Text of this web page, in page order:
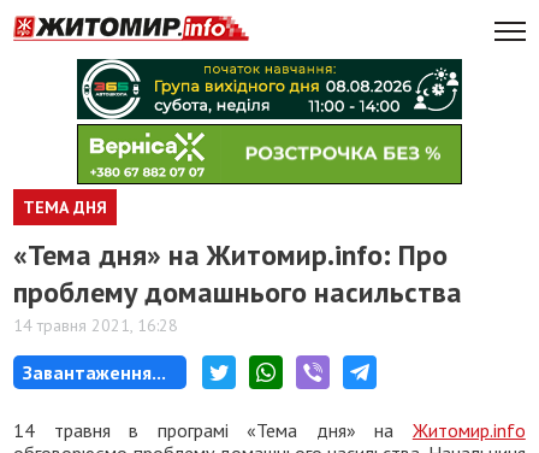
ТЕМА ДНЯ
«Тема дня» на Житомир.info: Про
проблему домашнього насильства
14 травня 2021, 16:28
Завантаження...
14 травня в програмі «Тема дня» на Житомир.info